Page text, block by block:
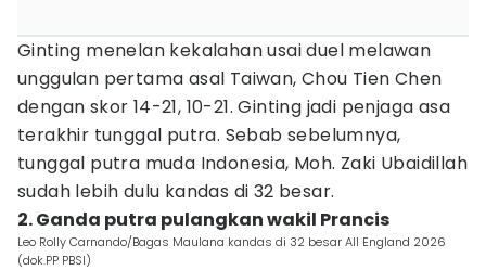
Ginting menelan kekalahan usai duel melawan
unggulan pertama asal Taiwan, Chou Tien Chen
dengan skor 14-21, 10-21. Ginting jadi penjaga asa
terakhir tunggal putra. Sebab sebelumnya,
tunggal putra muda Indonesia, Moh. Zaki Ubaidillah
sudah lebih dulu kandas di 32 besar.
2. Ganda putra pulangkan wakil Prancis
Leo Rolly Carnando/Bagas Maulana kandas di 32 besar All England 2026
(dok.PP PBSI)